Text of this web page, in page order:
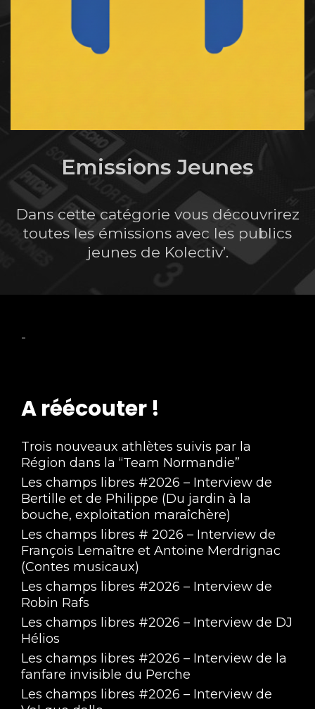
Emissions Jeunes
Dans cette catégorie vous découvrirez
toutes les émissions avec les publics
jeunes de Kolectiv’.
-
A réécouter !
Trois nouveaux athlètes suivis par la
Région dans la “Team Normandie”
Les champs libres #2026 – Interview de
Bertille et de Philippe (Du jardin à la
bouche, exploitation maraîchère)
Les champs libres # 2026 – Interview de
François Lemaître et Antoine Merdrignac
(Contes musicaux)
Les champs libres #2026 – Interview de
Robin Rafs
Les champs libres #2026 – Interview de DJ
Hélios
Les champs libres #2026 – Interview de la
fanfare invisible du Perche
Les champs libres #2026 – Interview de